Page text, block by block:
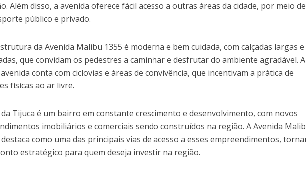
Além disso, a avenida oferece fácil acesso a outras áreas da cidade, por meio
público e privado.
da Avenida Malibu 1355 é moderna e bem cuidada, com calçadas largas e
que convidam os pedestres a caminhar e desfrutar do ambiente agradável.
conta com ciclovias e áreas de convivência, que incentivam a prática de
físicas ao ar livre.
Tijuca é um bairro em constante crescimento e desenvolvimento, com novos
imobiliários e comerciais sendo construídos na região. A Avenida
destaca como uma das principais vias de acesso a esses empreendimentos,
estratégico para quem deseja investir na região.